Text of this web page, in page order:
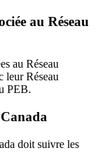
au Réseau
au Réseau
Réseau
PEB.
doit suivre les